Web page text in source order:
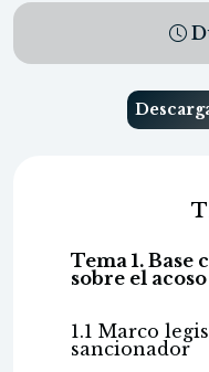
Tema 1.
sobre el
1.1 Marco
sancionador